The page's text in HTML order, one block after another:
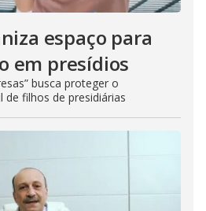
espaço para
em presídios
busca proteger o
filhos de presidiárias